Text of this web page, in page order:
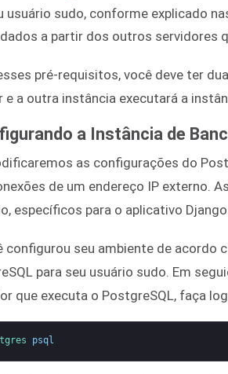
usuário sudo, conforme explicado
a partir dos outros servidores
pré-requisitos, você deve ter
e a outra instância executará a
a Instância de
as configurações do
de um endereço IP externo.
específicos para o aplicativo
configurou seu ambiente de acordo
para seu usuário sudo. Em
que executa o PostgreSQL, faça
psql